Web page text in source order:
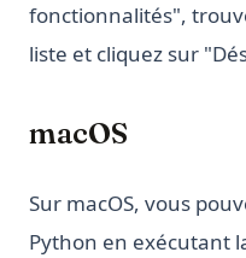
fonctionnalités",
liste et cliquez sur
macOS
Sur macOS, vous
Python en exécutant